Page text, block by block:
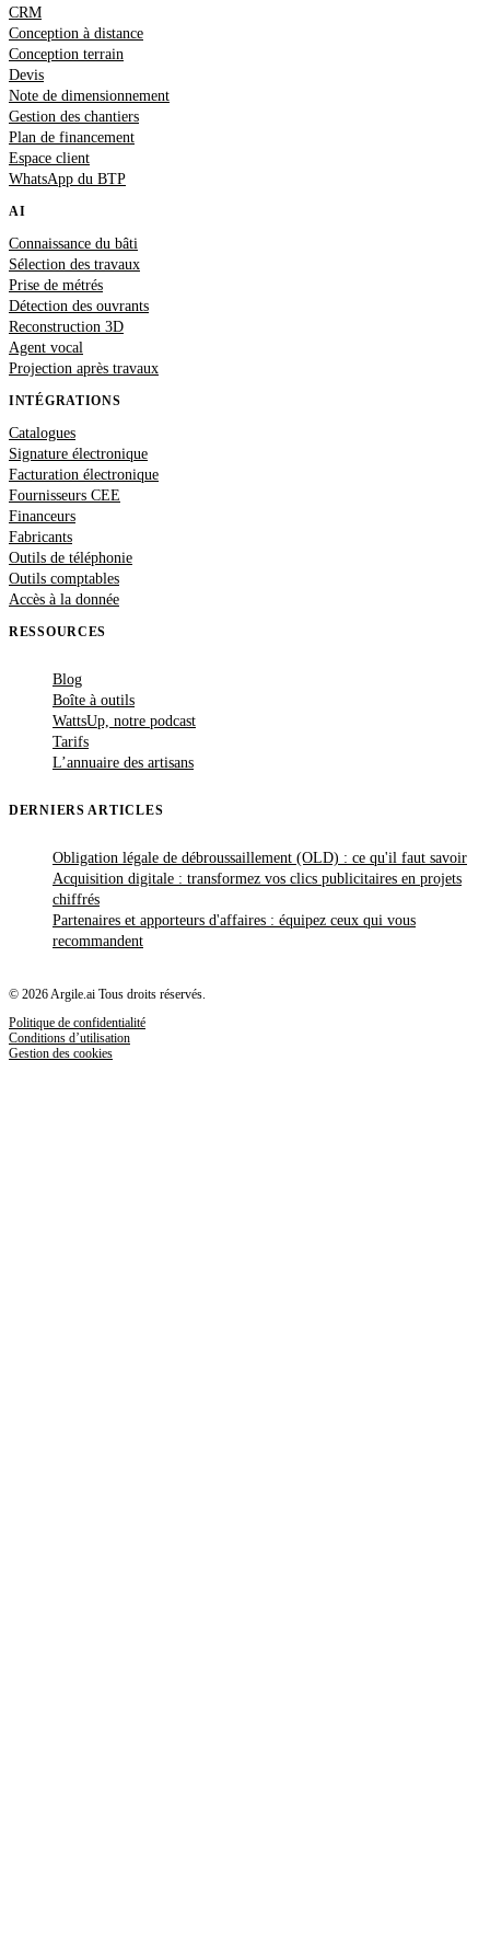
CRM
Conception à distance
Conception terrain
Devis
Note de dimensionnement
Gestion des chantiers
Plan de financement
Espace client
WhatsApp du BTP
AI
Connaissance du bâti
Sélection des travaux
Prise de métrés
Détection des ouvrants
Reconstruction 3D
Agent vocal
Projection après travaux
INTÉGRATIONS
Catalogues
Signature électronique
Facturation électronique
Fournisseurs CEE
Financeurs
Fabricants
Outils de téléphonie
Outils comptables
Accès à la donnée
RESSOURCES
Blog
Boîte à outils
WattsUp, notre podcast
Tarifs
L’annuaire des artisans
DERNIERS ARTICLES
Obligation légale de débroussaillement (OLD) : ce qu'il faut savoir
Acquisition digitale : transformez vos clics publicitaires en projets
chiffrés
Partenaires et apporteurs d'affaires : équipez ceux qui vous
recommandent
© 2026 Argile.ai Tous droits réservés.
Politique de confidentialité
Conditions d’utilisation
Gestion des cookies